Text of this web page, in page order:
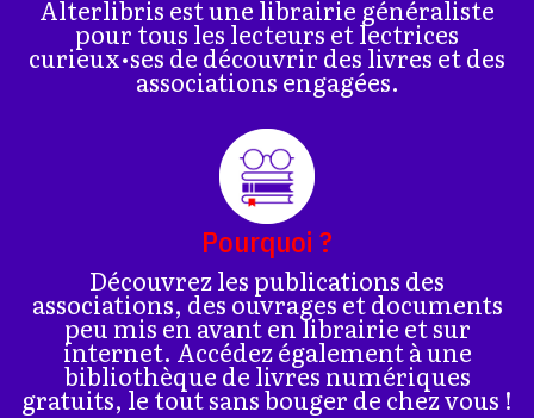
Alterlibris est une librairie généraliste
pour tous les lecteurs et lectrices
curieux•ses de découvrir des livres et des
associations engagées.
Pourquoi ?
Découvrez les publications des
associations, des ouvrages et documents
peu mis en avant en librairie et sur
internet. Accédez également à une
bibliothèque de livres numériques
gratuits, le tout sans bouger de chez vous !